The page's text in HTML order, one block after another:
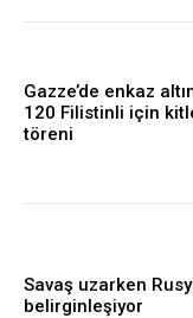
Gazze’de enkaz
120 Filistinli için
töreni
Savaş uzarken
belirginleşiyor